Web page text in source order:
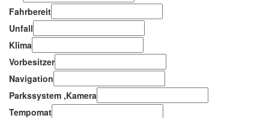
Fahrbereit
Unfall
Klima
Vorbesitzer
Navigation
Parkssystem ,Kamera
Tempomat